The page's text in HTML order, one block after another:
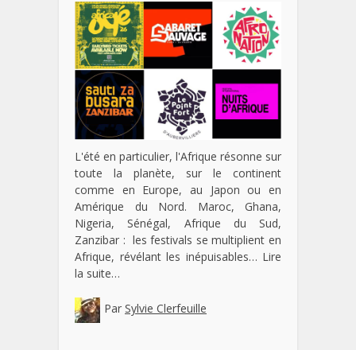
L'été en particulier, l'Afrique résonne sur
toute la planète, sur le continent
comme en Europe, au Japon ou en
Amérique du Nord. Maroc, Ghana,
Nigeria, Sénégal, Afrique du Sud,
Zanzibar : les festivals se multiplient en
Afrique, révélant les inépuisables… Lire
la suite…
Par Sylvie Clerfeuille